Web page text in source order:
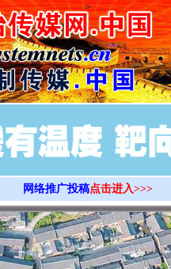
>
网络推广投稿点击进入>>>